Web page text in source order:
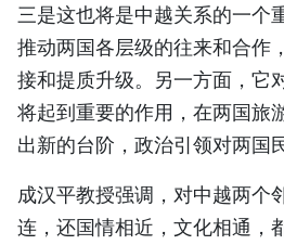
三是这也将是中越关系的一个
推动两国各层级的往来和合作
接和提质升级。另一方面，它
将起到重要的作用，在两国旅
出新的台阶，政治引领对两国
成汉平教授强调，对中越两个
连，还国情相近，文化相通，